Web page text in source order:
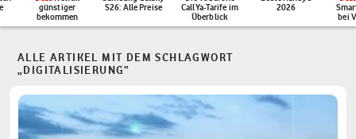
günstiger
bekommen
S26: Alle Preise
CallYa-Tarife im
Überblick
2026
bei
ALLE ARTIKEL MIT DEM SCHLAGWORT
„DIGITALISIERUNG“